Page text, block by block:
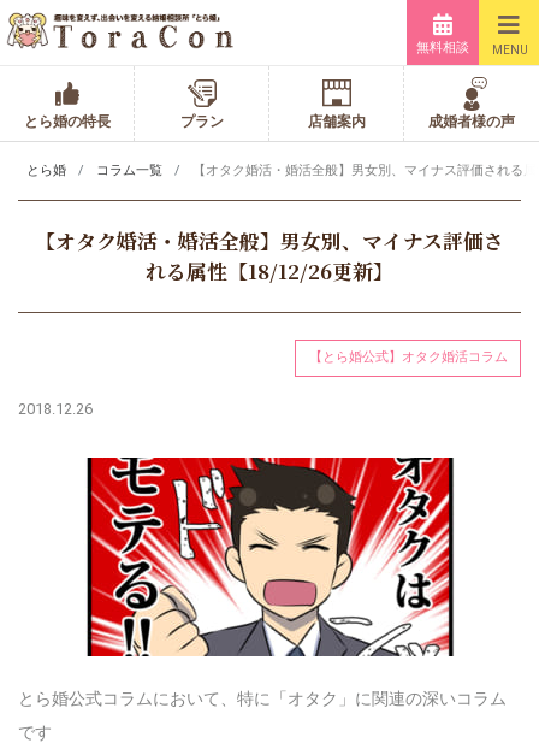
無料相談 MENU
とら婚の特長 プラン 店舗案内 成婚者様の声
とら婚 コラム一覧 【オタク婚活・婚活全般】男女別、マイナス評価される
【オタク婚活・婚活全般】男女別、マイナス評価さ
れる属性【18/12/26更新】
【とら婚公式】オタク婚活コラム
2018.12.26
とら婚公式コラムにおいて、特に「オタク」に関連の深いコラム
です